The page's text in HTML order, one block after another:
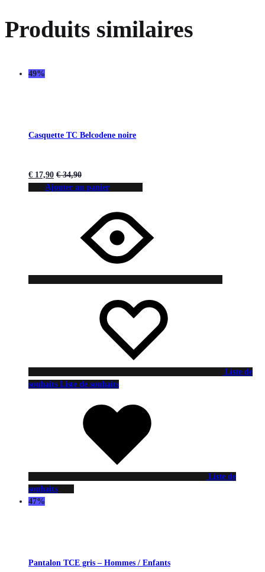
Produits similaires
49%
Casquette TC Belcodene noire
€ 17,90 €34,90
Ajouter au panier
Liste de
souhaits Liste de souhaits
Liste de
souhaits
47%
Pantalon TCE gris – Hommes / Enfants